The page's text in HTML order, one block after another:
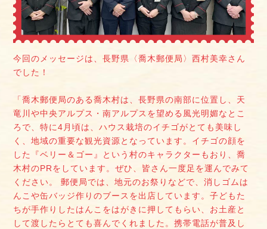
今回のメッセージは、長野県〈喬木郵便局〉西村美幸さん
でした！
「喬木郵便局のある喬木村は、長野県の南部に位置し、天
竜川や中央アルプス・南アルプスを望める風光明媚なとこ
ろで、特に4月頃は、ハウス栽培のイチゴがとても美味し
く、地域の重要な観光資源となっています。イチゴの顔を
した『ベリー＆ゴー』という村のキャラクターもおり、喬
木村のPRをしています。ぜひ、皆さん一度足を運んでみて
ください。 郵便局では、地元のお祭りなどで、消しゴムは
んこや缶バッジ作りのブースを出店しています。子どもた
ちが手作りしたはんこをはがきに押してもらい、お土産と
して渡したらとても喜んでくれました。携帯電話が普及し